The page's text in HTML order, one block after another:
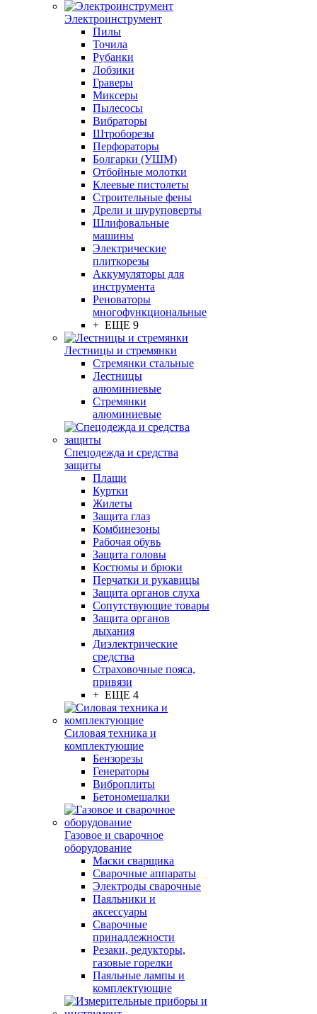
Электроинструмент
Пилы
Точила
Рубанки
Лобзики
Граверы
Миксеры
Пылесосы
Вибраторы
Штроборезы
Перфораторы
Болгарки (УШМ)
Отбойные молотки
Клеевые пистолеты
Строительные фены
Дрели и шуруповерты
Шлифовальные
машины
Электрические
плиткорезы
Аккумуляторы для
инструмента
Реноваторы
многофункциональные
+ ЕЩЕ 9
Лестницы и стремянки
Стремянки стальные
Лестницы
алюминиевые
Стремянки
алюминиевые
Спецодежда и средства
защиты
Плащи
Куртки
Жилеты
Защита глаз
Комбинезоны
Рабочая обувь
Защита головы
Костюмы и брюки
Перчатки и рукавицы
Защита органов слуха
Сопутствующие товары
Защита органов
дыхания
Диэлектрические
средства
Страховочные пояса,
привязи
+ ЕЩЕ 4
Силовая техника и
комплектующие
Бензорезы
Генераторы
Виброплиты
Бетономешалки
Газовое и сварочное
оборудование
Маски сварщика
Сварочные аппараты
Электроды сварочные
Паяльники и
аксессуары
Сварочные
принадлежности
Резаки, редукторы,
газовые горелки
Паяльные лампы и
комплектующие